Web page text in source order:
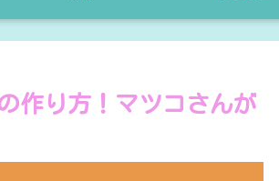
作り方！マツコさんが